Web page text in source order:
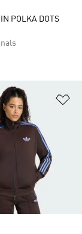
POLKA DOTS
de Desejos